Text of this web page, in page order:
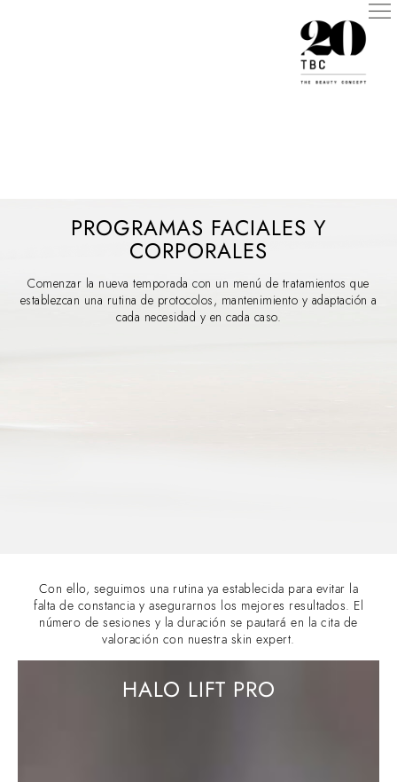
Programas faciales y
PROGRAMAS FACIALES Y
CORPORALES
Comenzar la nueva temporada con un menú de tratamientos que
establezcan una rutina de protocolos, mantenimiento y adaptación a
cada necesidad y en cada caso.
Con ello, seguimos una rutina ya establecida para evitar la
falta de constancia y asegurarnos los mejores resultados. El
número de sesiones y la duración se pautará en la cita de
valoración con nuestra skin expert.
HALO LIFT PRO